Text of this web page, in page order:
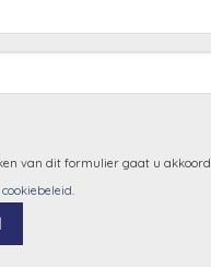
van dit formulier gaat u akkoord
.